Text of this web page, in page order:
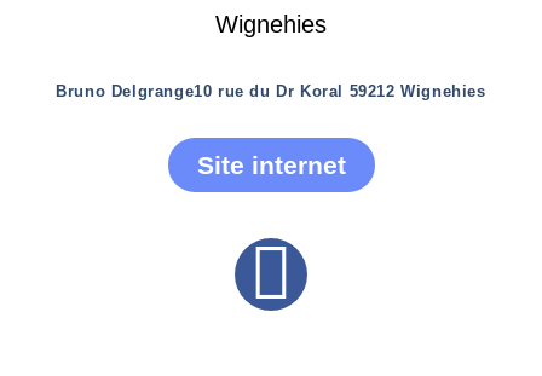
Bruno Delgrange10 rue du Dr Koral 59212 Wignehies
Site internet